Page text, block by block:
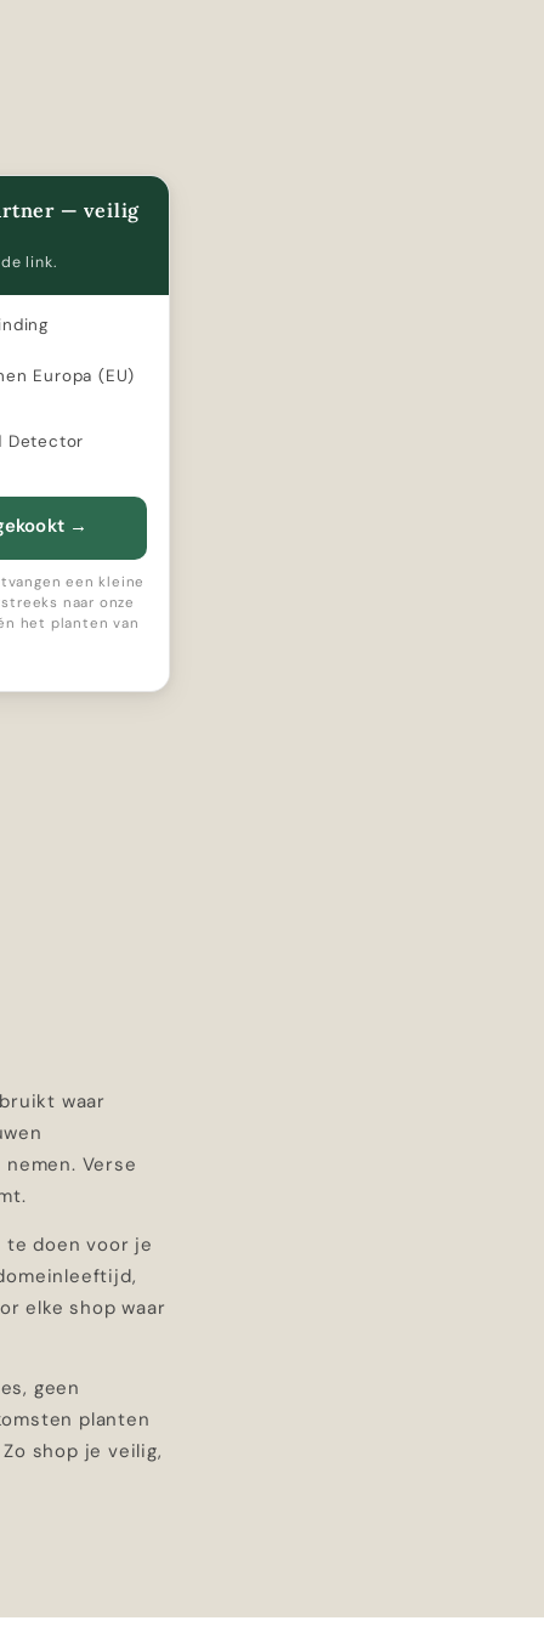
— veilig
link.
Europa (EU)
Detector
→
een kleine
naar onze
het planten van
waar
Verse
te doen voor je
elke shop waar
geen
planten
Zo shop je veilig,